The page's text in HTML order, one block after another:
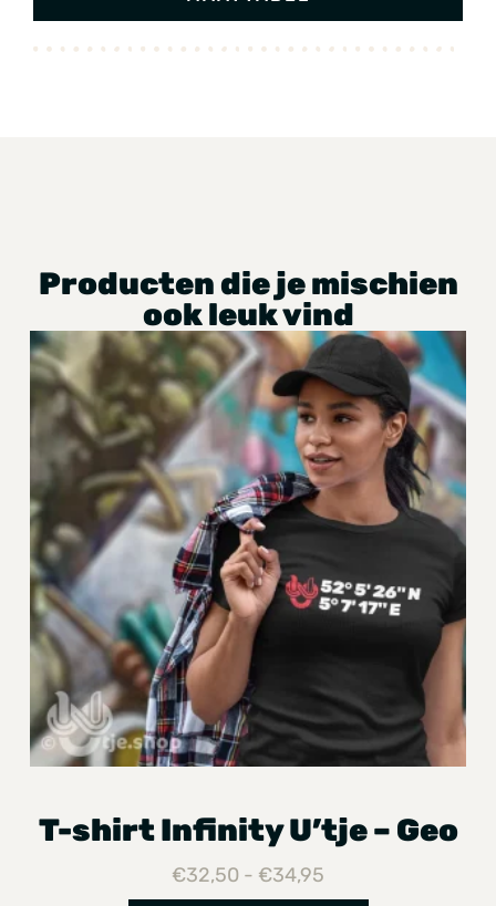
Producten die je mischien
ook leuk vind
T-shirt Infinity U’tje – Geo
€32,50 - €34,95